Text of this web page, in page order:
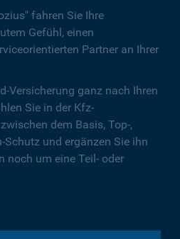
fahren Sie Ihre
Gefühl, einen
Partner an Ihrer
Versicherung ganz nach Ihren
Sie in der Kfz-
dem Basis, Top-,
Schutz und ergänzen Sie ihn
noch um eine Teil- oder